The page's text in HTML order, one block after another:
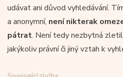
udávat ani důvod vyhledávání.
a anonymní, není nikterak
pátrat. Není tedy nezbytná
jakýkoliv právní či jiný vztah k